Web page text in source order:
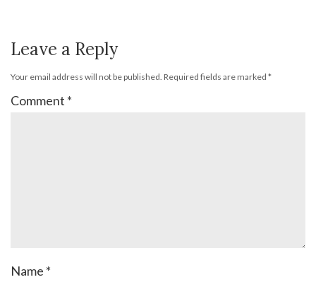
Leave a Reply
Your email address will not be published. Required fields are marked *
Comment *
Name *